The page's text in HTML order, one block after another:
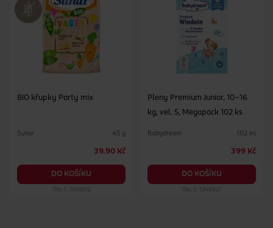
BIO křupky Party mix
Sunar 45 g
39.90 Kč
DO KOŠÍKU
Obj. č.: 1003512
Pleny Premium Junior, 10–16
kg, vel. 5, Megapack 102 ks
Babydream 102 ks
399 Kč
DO KOŠÍKU
Obj. č.: 1348927